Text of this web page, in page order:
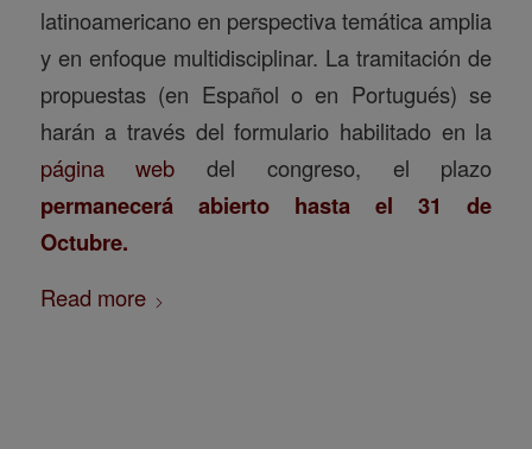
latinoamericano en perspectiva temática amplia
y en enfoque multidisciplinar. La tramitación de
propuestas (en Español o en Portugués) se
harán a través del formulario habilitado en la
página web del congreso, el plazo
permanecerá abierto hasta el 31 de
Octubre.
Read more